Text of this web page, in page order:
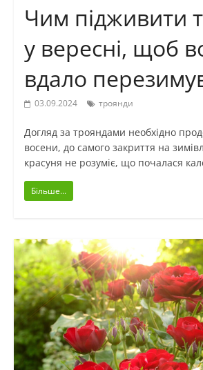
Чим підживити
у вересні, щоб
вдало
03.09.2024 троянди
Догляд за трояндами необхідно
восени, до самого закриття на
красуня не розуміє, що почалася
Більше...